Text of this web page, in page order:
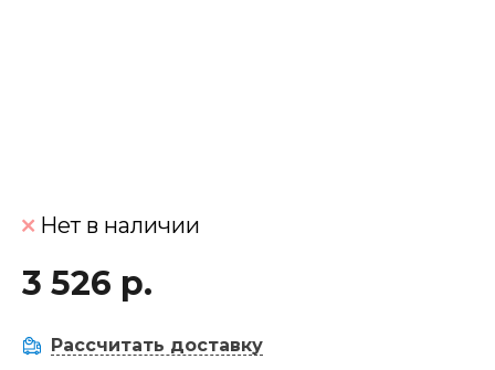
Нет в наличии
3 526 р.
Рассчитать доставку